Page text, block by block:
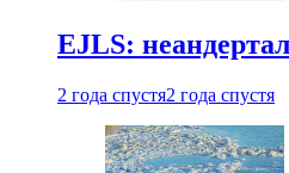
EJLS:
2 года спустя2 года спустя